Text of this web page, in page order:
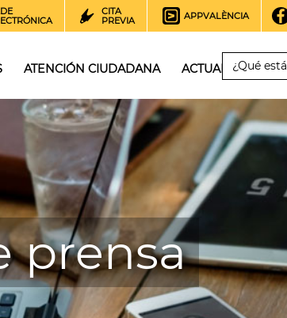
CITA
PREVIA
APPVALÈNCIA
ATENCIÓN CIUDADANA ACTUALIDAD
prensa